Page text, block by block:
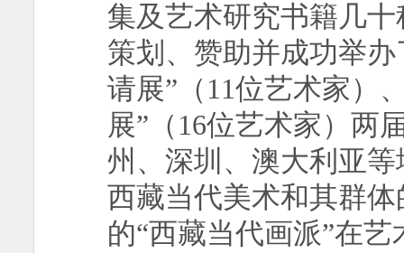
集及艺术研究书籍几
策划、赞助并成功举
请展”（ 11位艺术家）
展”（ 16位艺术家）两
州、深圳、澳大利亚
西藏当代美术和其群
的“西藏当代画派”在